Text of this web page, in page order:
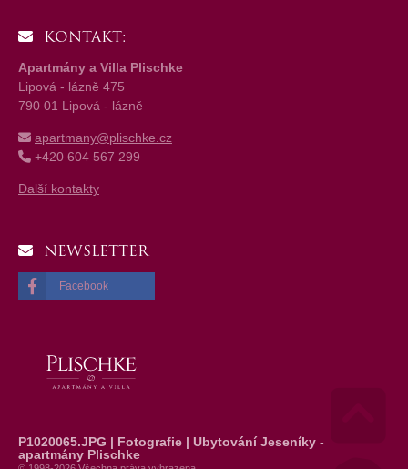
KONTAKT:
Apartmány a Villa Plischke
Lipová - lázně 475
790 01 Lipová - lázně
apartmany@plischke.cz
+420 604 567 299
Další kontakty
NEWSLETTER
Facebook
P1020065.JPG | Fotografie | Ubytování Jeseníky -
apartmány Plischke